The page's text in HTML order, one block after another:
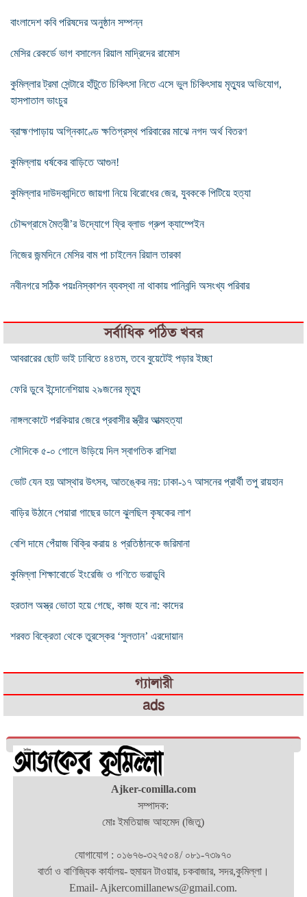
বাংলাদেশ কবি পরিষদের অনুষ্ঠান সম্পন্ন
মেসির রেকর্ডে ভাগ বসালেন রিয়াল মাদ্রিদের রামোস
কুমিল্লার ট্রমা সেন্টারে হাঁটুতে চিকিৎসা নিতে এসে ভুল চিকিৎসায় মৃত্যুর অভিযোগ,
হাসপাতাল ভাংচুর
‎ব্রাহ্মণপাড়ায় অগ্নিকাণ্ডে ক্ষতিগ্রস্থ পরিবারের মাঝে নগদ অর্থ বিতরণ
কুমিল্লায় ধর্ষকের বাড়িতে আগুন!
কুমিল্লার দাউদকান্দিতে জায়গা নিয়ে বিরোধের জের, যুবককে পিটিয়ে হত্যা
চৌদ্দগ্রামে মৈত্রী’র উদ্যোগে ফ্রি ব্লাড গ্রুপ ক্যাম্পেইন
নিজের জন্মদিনে মেসির বাম পা চাইলেন রিয়াল তারকা
নবীনগরে সঠিক পয়ঃনিস্কাশন ব্যবস্থা না থাকায় পানিবন্দি অসংখ্য পরিবার
সর্বাধিক পঠিত খবর
আবরারের ছোট ভাই ঢাবিতে ৪৪তম, তবে বুয়েটেই পড়ার ইচ্ছা
ফেরি ডুবে ইন্দোনেশিয়ায় ২৯জনের মৃত্যু
নাঙ্গলকোটে পরকিয়ার জেরে প্রবাসীর স্ত্রীর আত্মহত্যা
সৌদিকে ৫-০ গোলে উড়িয়ে দিল স্বাগতিক রাশিয়া
ভোট যেন হয় আস্থার উৎসব, আতঙ্কের নয়: ঢাকা-১৭ আসনের প্রার্থী তপু রায়হান
বাড়ির উঠানে পেয়ারা গাছের ডালে ঝুলছিল কৃষকের লাশ
বেশি দামে পেঁয়াজ বিক্রি করায় ৪ প্রতিষ্ঠানকে জরিমানা
কুমিল্লা শিক্ষাবোর্ডে ইংরেজি ও গণিতে ভরাডুবি
হরতাল অস্ত্র ভোতা হয়ে গেছে, কাজ হবে না: কাদের
শরবত বিক্রেতা থেকে তুরস্কের ‘সুলতান’ এরদোয়ান
গ্যালারী
ads
Ajker-comilla.com
সম্পাদক:
মোঃ ইমতিয়াজ আহমেদ (জিতু)
যোগাযোগ : ০১৬৭৬-৩২৭৫০৪/ ০৮১-৭৩৯৭০
বার্তা ও বাণিজ্যিক কার্যালয়- হুমায়ন টাওয়ার, চকবাজার, সদর,কুমিল্লা।
Email- Ajkercomillanews@gmail.com.